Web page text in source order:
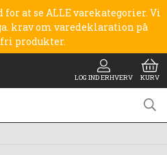
for at se ALLE varekategorier. Vi
krav om varedeklaration på
produkter.
LOG IND ERHVERV KURV